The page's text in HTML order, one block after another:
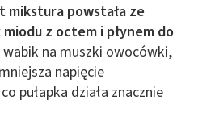
mikstura powstała ze
z octem i płynem do
na muszki owocówki,
napięcie
pułapka działa znacznie